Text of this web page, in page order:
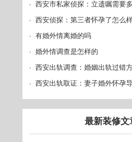
西安市私家侦探：立遗嘱需要
西安侦探：第三者怀孕了怎么
有婚外情离婚的吗
婚外情调查是怎样的
西安出轨调查：婚姻出轨过错
西安出轨取证：妻子婚外怀孕
赔？
最新装修文